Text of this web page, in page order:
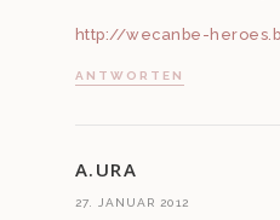
http://wecanbe-
ANTWORTEN
A.URA
27. JANUAR 2012